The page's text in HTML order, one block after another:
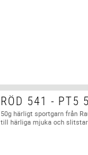
RÖD 541 - PT5
50g härligt sportgarn från
till härliga mjuka och